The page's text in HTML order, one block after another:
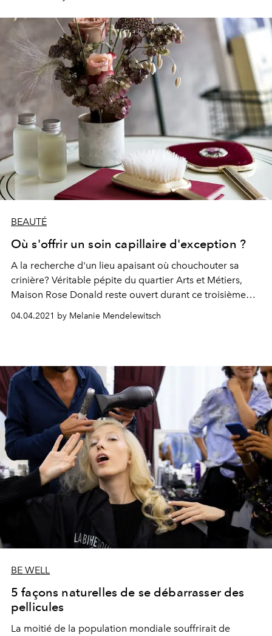
BEAUTÉ
Où s'offrir un soin capillaire d'exception ?
A la recherche d'un lieu apaisant où chouchouter sa
crinière? Véritable pépite du quartier Arts et Métiers,
Maison Rose Donald reste ouvert durant ce troisième
confinement
04.04.2021 by Melanie Mendelewitsch
BE WELL
5 façons naturelles de se débarrasser des
pellicules
La moitié de la population mondiale souffrirait de